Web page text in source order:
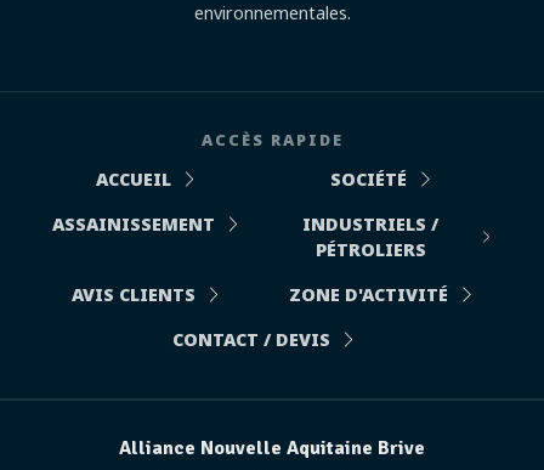
environnementales.
ACCÈS RAPIDE
ACCUEIL
SOCIÉTÉ
ASSAINISSEMENT
INDUSTRIELS /
PÉTROLIERS
AVIS CLIENTS
ZONE D'ACTIVITÉ
CONTACT / DEVIS
Alliance Nouvelle Aquitaine Brive